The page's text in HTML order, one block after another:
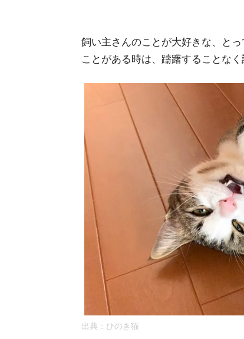
飼い主さんのことが大好きな、と
ことがある時は、躊躇することな
出典： ひのき猫